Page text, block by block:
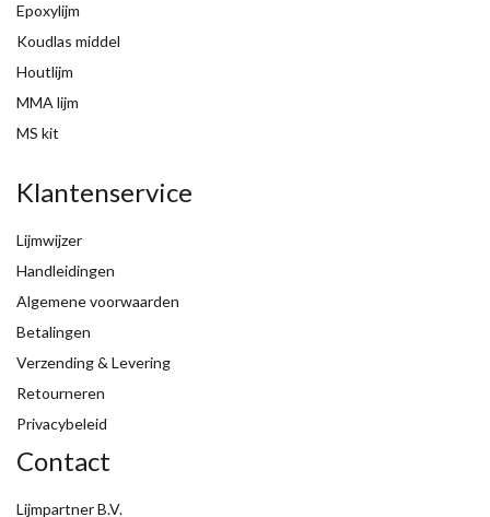
Epoxylijm
Koudlas middel
Houtlijm
MMA lijm
MS kit
Klantenservice
Lijmwijzer
Handleidingen
Algemene voorwaarden
Betalingen
Verzending & Levering
Retourneren
Privacybeleid
Contact
Lijmpartner B.V.